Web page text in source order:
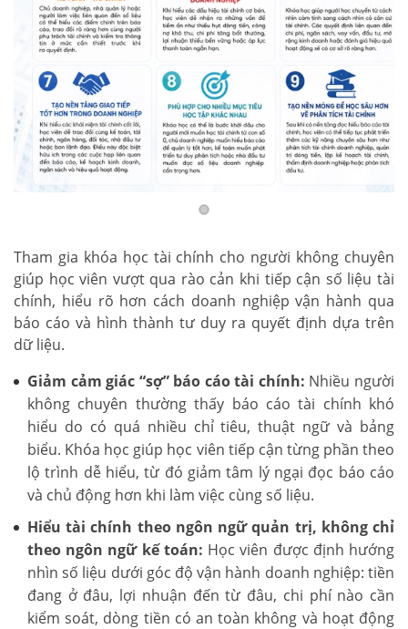
Tham gia khóa học tài chính cho người không chuyên
giúp học viên vượt qua rào cản khi tiếp cận số liệu tài
chính, hiểu rõ hơn cách doanh nghiệp vận hành qua
báo cáo và hình thành tư duy ra quyết định dựa trên
dữ liệu.
Giảm cảm giác “sợ” báo cáo tài chính: Nhiều người
không chuyên thường thấy báo cáo tài chính khó
hiểu do có quá nhiều chỉ tiêu, thuật ngữ và bảng
biểu. Khóa học giúp học viên tiếp cận từng phần theo
lộ trình dễ hiểu, từ đó giảm tâm lý ngại đọc báo cáo
và chủ động hơn khi làm việc cùng số liệu.
Hiểu tài chính theo ngôn ngữ quản trị, không chỉ
theo ngôn ngữ kế toán: Học viên được định hướng
nhìn số liệu dưới góc độ vận hành doanh nghiệp: tiền
đang ở đâu, lợi nhuận đến từ đâu, chi phí nào cần
kiểm soát, dòng tiền có an toàn không và hoạt động